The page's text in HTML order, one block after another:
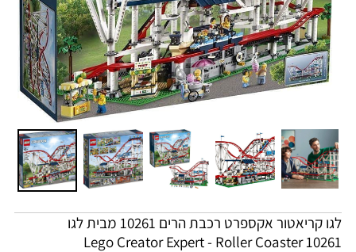
לגו קריאטור אקספרט רכבת הרים 10261 מבית לגו
Lego Creator Expert - Roller Coaster 10261